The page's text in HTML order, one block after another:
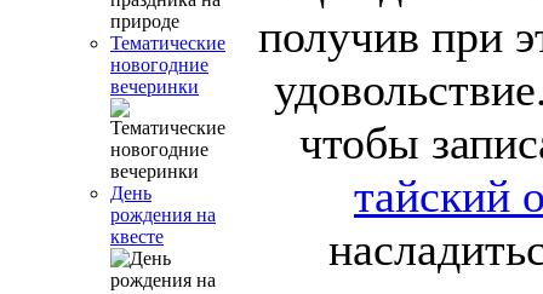
Тематические
новогодние
вечеринки
День
рождения на
квесте
получив при
чтобы
тайский